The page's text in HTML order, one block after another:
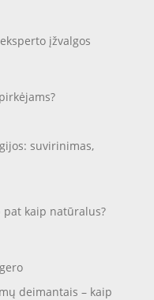
įžvalgos
suvirinimas,
kaip natūralus?
deimantais – kaip